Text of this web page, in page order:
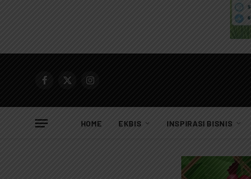
Facebook
X
Instagram
HOME EKBIS INSPIRASI BISNIS